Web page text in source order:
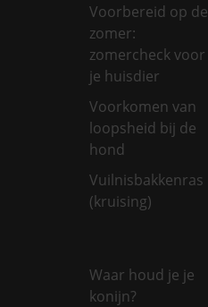
Voorbereid op de
zomer:
zomercheck voor
je huisdier
Voorkomen van
loopsheid bij de
hond
Vuilnisbakkenras
(kruising)
Waar houd je je
konijn?